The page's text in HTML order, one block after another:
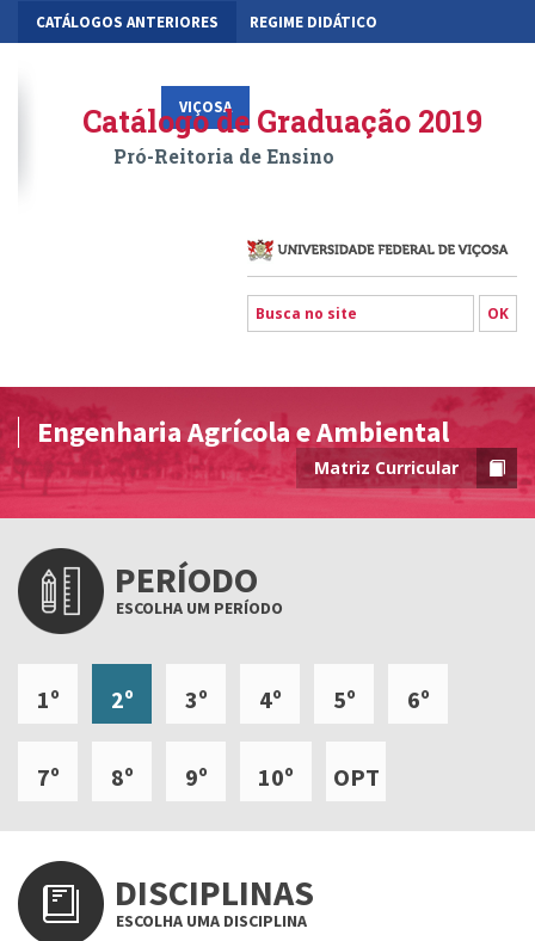
CATÁLOGOS ANTERIORES REGIME DIDÁTICO
VIÇOSA RIO PARANAÍBA FLORESTAL
Catálogo de Graduação 2019
Pró-Reitoria de Ensino
Engenharia Agrícola e Ambiental
Matriz Curricular
PERÍODO
ESCOLHA UM PERÍODO
1º 2º 3º 4º 5º 6º
7º 8º 9º 10º OPT
DISCIPLINAS
ESCOLHA UMA DISCIPLINA